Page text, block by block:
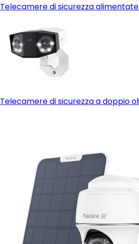
Telecamere di sicurezza
Telecamere di sicurezza a doppio